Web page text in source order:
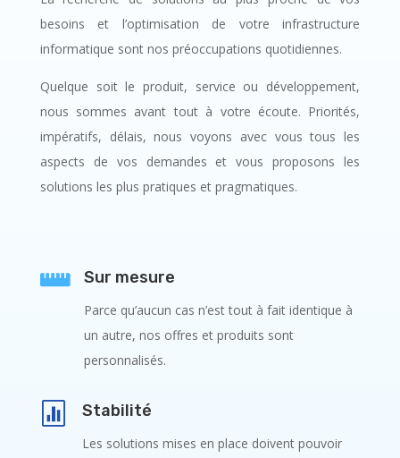
besoins et l’optimisation de votre infrastructure
informatique sont nos préoccupations quotidiennes.
Quelque soit le produit, service ou développement,
nous sommes avant tout à votre écoute. Priorités,
impératifs, délais, nous voyons avec vous tous les
aspects de vos demandes et vous proposons les
solutions les plus pratiques et pragmatiques.
 Sur mesure
Parce qu’aucun cas n’est tout à fait identique à
un autre, nos offres et produits sont
personnalisés.
 Stabilité
Les solutions mises en place doivent pouvoir